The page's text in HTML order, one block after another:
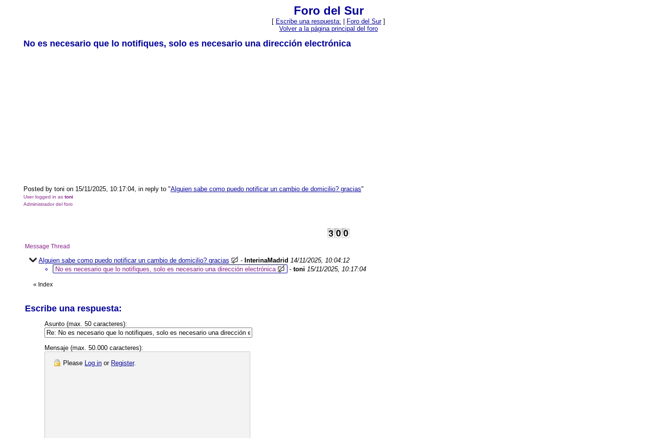
Foro del Sur
[ Escribe una respuesta: Foro del Sur]
Volver a la página principal del foro
No es necesario que lo notifiques, solo es necesario una dirección electrónica
Posted by toni on 15/11/2025, 10:17:04, in reply to "Alguien sabe como puedo notificar un cambio de domicilio? gracias"
User logged in as toni
Administrador del foro
Message Thread
Alguien sabe como puedo notificar un cambio de domicilio? gracias - InterinaMadrid 14/11/2025, 10:04:12
No es necesario que lo notifiques, solo es necesario una dirección electrónica
- toni 15/11/2025, 10:17:04
« Index
Escribe una respuesta:
Asunto (max. 50 caracteres):
Mensaje (max. 50.000 caracteres):
Please Log in or Register.